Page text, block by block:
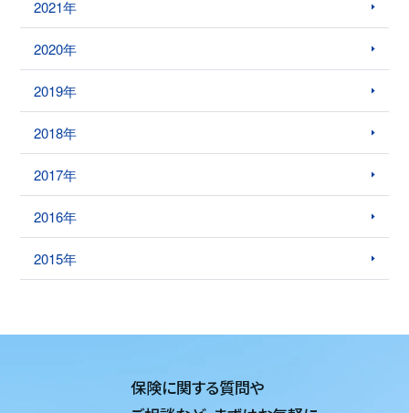
2021年
2020年
2019年
2018年
2017年
2016年
2015年
保険に関する質問や